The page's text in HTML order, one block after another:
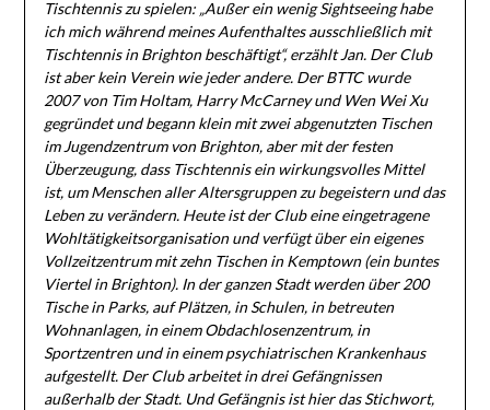
Tischtennis zu spielen: „Außer ein wenig Sightseeing habe
ich mich während meines Aufenthaltes ausschließlich mit
Tischtennis in Brighton beschäftigt“, erzählt Jan. Der Club
ist aber kein Verein wie jeder andere. Der BTTC wurde
2007 von Tim Holtam, Harry McCarney und Wen Wei Xu
gegründet und begann klein mit zwei abgenutzten Tischen
im Jugendzentrum von Brighton, aber mit der festen
Überzeugung, dass Tischtennis ein wirkungsvolles Mittel
ist, um Menschen aller Altersgruppen zu begeistern und das
Leben zu verändern. Heute ist der Club eine eingetragene
Wohltätigkeitsorganisation und verfügt über ein eigenes
Vollzeitzentrum mit zehn Tischen in Kemptown (ein buntes
Viertel in Brighton). In der ganzen Stadt werden über 200
Tische in Parks, auf Plätzen, in Schulen, in betreuten
Wohnanlagen, in einem Obdachlosenzentrum, in
Sportzentren und in einem psychiatrischen Krankenhaus
aufgestellt. Der Club arbeitet in drei Gefängnissen
außerhalb der Stadt. Und Gefängnis ist hier das Stichwort,